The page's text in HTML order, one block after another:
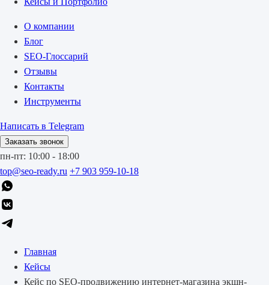
О компании
Блог
SEO-Глоссарий
Отзывы
Контакты
Инструменты
Написать в Telegram
Заказать звонок
пн-пт: 10:00 - 18:00
top@seo-ready.ru +7 903 959-10-18
Главная
Кейсы
Кейс по SEO-продвижению интернет-магазина экшн-